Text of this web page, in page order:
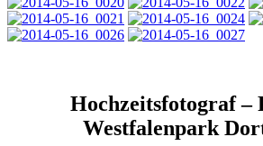
Hochzeitsfotograf –
Westfalenpark